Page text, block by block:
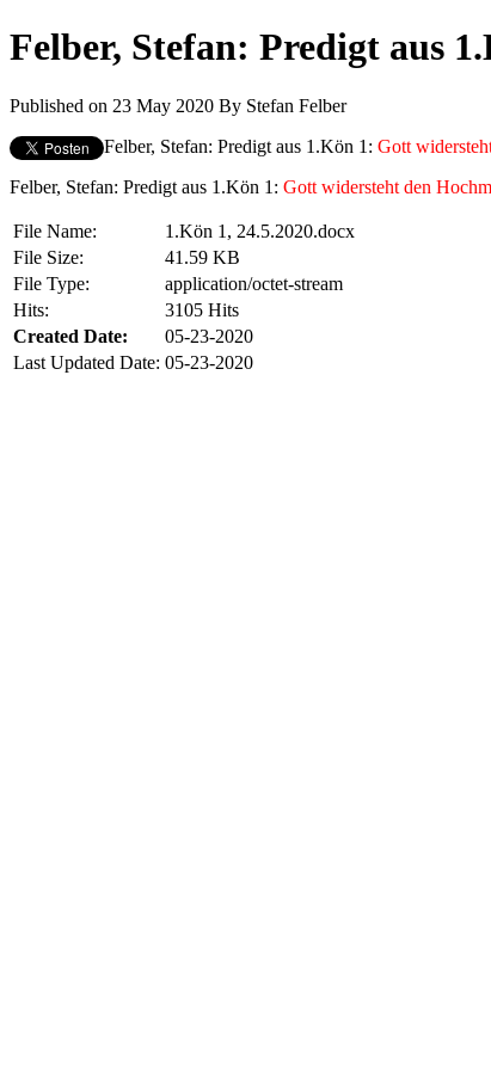
Felber, Stefan: Predigt aus
Published on 23 May 2020 By Stefan Felber
Felber, Stefan: Predigt aus 1.Kön 1: Gott
Felber, Stefan: Predigt aus 1.Kön 1: Gott widersteht den
File Name:
1.Kön 1, 24.5.2020.docx
File Size:
41.59 KB
File Type:
application/octet-stream
Hits:
3105 Hits
Created Date:
05-23-2020
Last Updated Date: 05-23-2020